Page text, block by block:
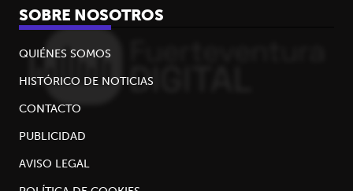
SOBRE NOSOTROS
QUIÉNES SOMOS
HISTÓRICO DE NOTICIAS
CONTACTO
PUBLICIDAD
AVISO LEGAL